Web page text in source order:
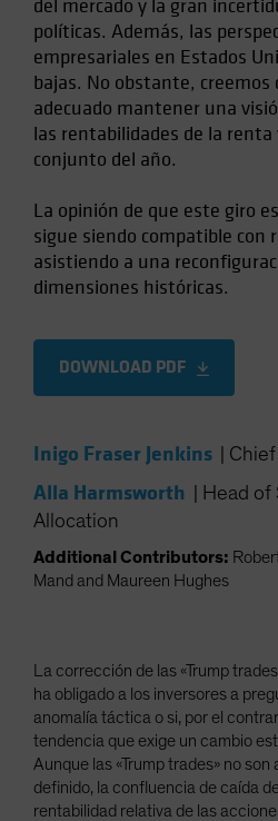
del mercado y la gran
políticas. Además, las
empresariales en Estados
bajas. No obstante, creemos
adecuado mantener una
las rentabilidades de la renta
conjunto del año.
La opinión de que este giro
sigue siendo compatible con
asistiendo a una
dimensiones históricas.
DOWNLOAD PDF
Inigo Fraser Jenkins
Alla Harmsworth
Head of
Allocation
Additional Contributors:
Mand and Maureen Hughes
La corrección de las «Trump
ha obligado a los inversores a
anomalía táctica o si, por el
tendencia que exige un cambio
Aunque las «Trump trades» no
definido, la confluencia de caída
rentabilidad relativa de las